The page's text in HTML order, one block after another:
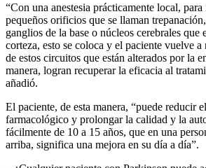
“Con una anestesia prácticamente local,
pequeños orificios que se llaman
ganglios de la base o núcleos cerebrales que
corteza, esto se coloca y el paciente vuelve
de estos circuitos que están alterados por la
manera, logran recuperar la eficacia al
añadió.
El paciente, de esta manera, “puede reducir
farmacológico y prolongar la calidad y la
fácilmente de 10 a 15 años, que en una
arriba, significa una mejora en su día a día”.